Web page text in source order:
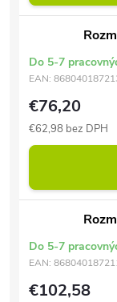
Do 5-7
EAN:
€76,20
€62,98 bez DPH
Do 5-7
EAN:
€102,58